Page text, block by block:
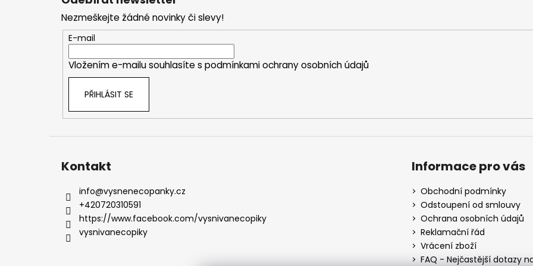
Nezmeškejte žádné novinky či slevy!
E-mail
Vložením e-mailu souhlasíte s podmínkami ochrany osobních údajů
PŘIHLÁSIT SE
Kontakt
info@vysnenecopanky.cz
+420720310591
https://www.facebook.com/vysnivanecopiky
vysnivanecopiky
Informace pro vás
Obchodní podmínky
Odstoupení od smlouvy
Ochrana osobních údajů
Reklamační řád
Vrácení zboží
FAQ - Nejčastější dotazy